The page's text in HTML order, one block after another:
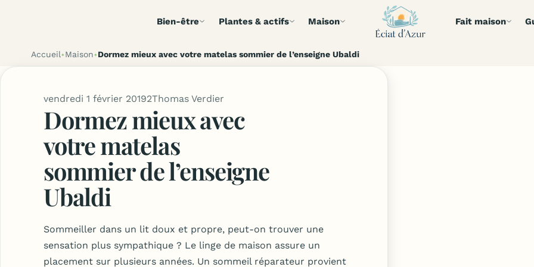
Bien-être Plantes & actifs Maison Fait maison
Accueil Maison Dormez mieux avec votre matelas sommier de l’enseigne Ubaldi
vendredi 1 février 20192Thomas Verdier
Dormez mieux avec
votre matelas
sommier de l’enseigne
Ubaldi
Sommeiller dans un lit doux et propre, peut-on trouver une
sensation plus sympathique ? Le linge de maison assure un
placement sur plusieurs années. Un sommeil réparateur provient